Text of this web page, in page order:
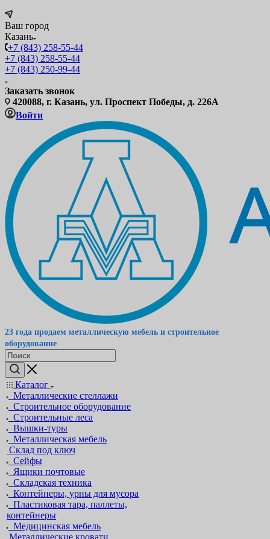
Ваш город
Казань
+7 (843) 258-55-44
+7 (843) 258-55-44
+7 (843) 250-99-44
Заказать звонок
420088, г. Казань, ул. Проспект Победы, д. 226А
Войти
23 года продаем металлическую мебель и строительное
оборудование
Каталог
Металлические стеллажи
Строительное оборудование
Строительные леса
Вышки-туры
Металлическая мебель
Склад под ключ
Сейфы
Ящики почтовые
Складская техника
Контейнеры, урны для мусора
Пластиковая тара, паллеты,
контейнеры
Медицинская мебель
Металлические кровати